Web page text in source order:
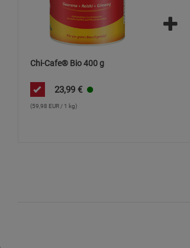
Chi-Cafe® Bio 400 g
23,99 €
(59,98 EUR / 1 kg)